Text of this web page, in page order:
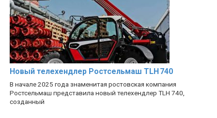
Новый телехендлер Ростсельмаш TLH 740
В начале 2025 года знаменитая ростовская компания
Ростсельмаш представила новый телехендлер TLH 740,
созданный